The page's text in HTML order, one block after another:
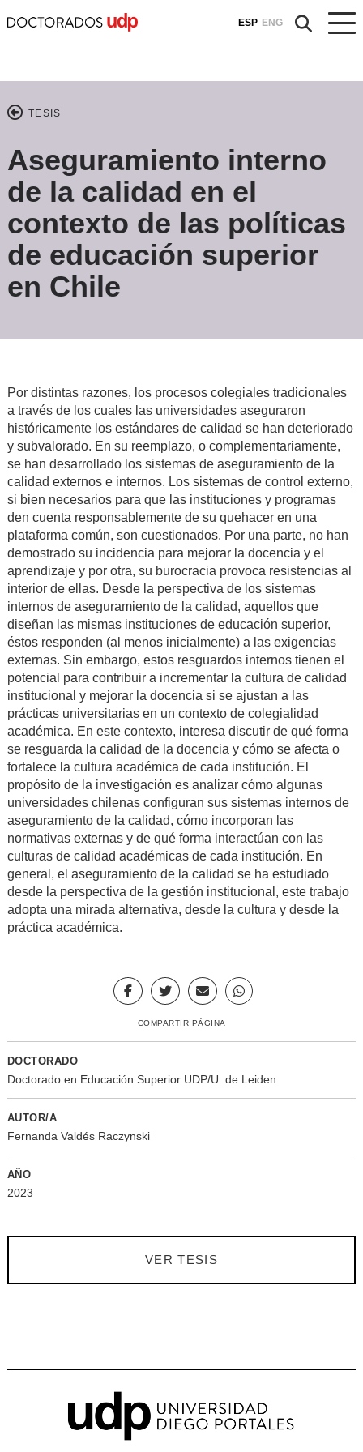
ESP ENG
TESIS
Aseguramiento interno
de la calidad en el
contexto de las políticas
de educación superior
en Chile
Por distintas razones, los procesos colegiales tradicionales
a través de los cuales las universidades aseguraron
históricamente los estándares de calidad se han deteriorado
y subvalorado. En su reemplazo, o complementariamente,
se han desarrolladolos sistemas de aseguramiento de la
calidad externos e internos. Los sistemas de control externo,
si bien necesarios para que las instituciones y programas
den cuenta responsablemente de su quehacer en una
plataforma común, son cuestionados. Por una parte, no han
demostrado su incidencia para mejorar la docencia yel
aprendizajey por otra, su burocracia provoca resistencias al
interior de ellas. Desde la perspectiva de los sistemas
internos de aseguramiento de la calidad, aquellos que
diseñan las mismas instituciones de educación superior,
éstos responden (al menos inicialmente) a las exigencias
externas. Sin embargo, estos resguardos internos tienen el
potencial para contribuir a incrementar la cultura de calidad
institucional y mejorar la docencia si se ajustan a las
prácticas universitarias en un contexto de colegialidad
académica. En este contexto, interesa discutir de qué forma
se resguarda la calidad de la docencia y cómo se afecta o
fortalece la cultura académica de cada institución. E
propósito de la investigación es analizar cómo algunas
universidades chilenas configuran sus sistemas internos de
aseguramiento de la calidad, cómo incorporan las
normativas externas y de qué forma interactúan con las
culturas de calidad académicas de cada institución. En
general, el aseguramiento de la calidad se ha estudiado
desde la perspectiva de la gestión institucional, este trabajo
adopta una mirada alternativa, desde la cultura y desde la
práctica académica.
COMPARTIR PÁGINA
DOCTORADO
Doctorado en Educación Superior UDP/U. de Leiden
AUTOR/A
Fernanda Valdés Raczynski
AÑO
2023
VER TESIS